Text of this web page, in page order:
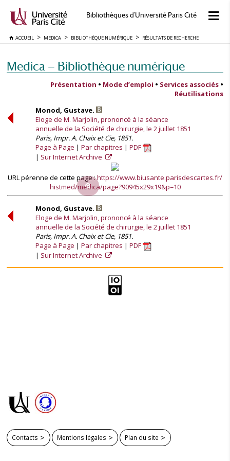
Bibliothèques d'Université Paris Cité
ACCUEIL MEDICA BIBLIOTHÈQUE NUMÉRIQUE RÉSULTATS DE RECHERCHE
Medica — Bibliothèque numérique
Présentation • Mode d’emploi • Services associés •
Réutilisations
Monod, Gustave.
Eloge de M. Marjolin, prononcé à la séance
annuelle de la Société de chirurgie, le 2 juillet 1851
Paris, Impr. A. Chaix et Cie, 1851.
Page à Page
Par chapitres
PDF
Sur Internet Archive
URL pérenne de cette page :https://www.biusante.parisdescartes.fr/
histmed/medica/page?90945x29x19&p=10
Monod, Gustave.
Eloge de M. Marjolin, prononcé à la séance
annuelle de la Société de chirurgie, le 2 juillet 1851
Paris, Impr. A. Chaix et Cie, 1851.
Page à Page
Par chapitres
PDF
Sur Internet Archive
Contacts Mentions légales Plan du site